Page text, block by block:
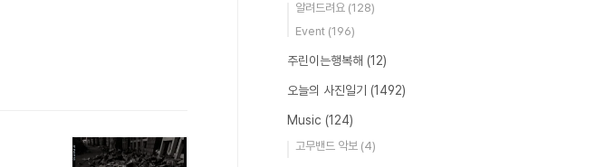
알려드려요 (128)
Event (196)
주린이는행복해 (12)
오늘의 사진일기 (1492)
Music (124)
고무밴드 악보 (4)